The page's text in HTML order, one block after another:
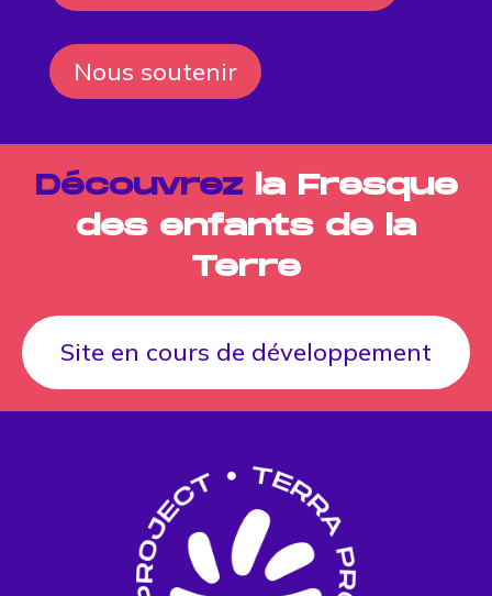
Nous soutenir
Découvrez la Fresque
des enfants de la
Terre
Site en cours de développement